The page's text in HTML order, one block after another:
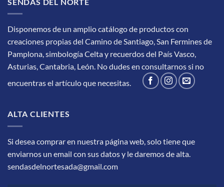
Disponemos de un amplio catálogo de productos con
creaciones propias del Camino de Santiago, San Fermines de
Pamplona, simbología Celta y recuerdos del País Vasco,
Asturias, Cantabria, León. No dudes en consultarnos si no
encuentras el artículo que necesitas.
ALTA CLIENTES
Si desea comprar en nuestra página web, solo tiene que
enviarnos un email con sus datos y le daremos de alta.
sendasdelnortesada@gmail.com